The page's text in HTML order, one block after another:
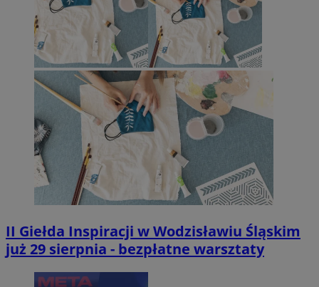
II Giełda Inspiracji w Wodzisławiu Śląskim
już 29 sierpnia - bezpłatne warsztaty